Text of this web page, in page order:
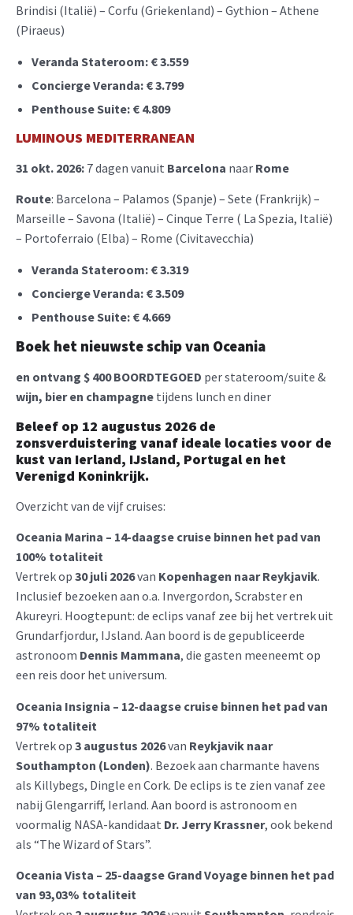
Brindisi (Italië) – Corfu (Griekenland) – Gythion – Athene
(Piraeus)
Veranda Stateroom: € 3.559
Concierge Veranda: € 3.799
Penthouse Suite: € 4.809
LUMINOUS MEDITERRANEAN
31 okt. 2026: 7 dagen vanuit Barcelona naar Rome
Route: Barcelona – Palamos (Spanje) – Sete (Frankrijk) –
Marseille – Savona (Italië) – Cinque Terre ( La Spezia, Italië)
– Portoferraio (Elba) – Rome (Civitavecchia)
Veranda Stateroom: € 3.319
Concierge Veranda: € 3.509
Penthouse Suite: € 4.669
Boek het nieuwste schip van Oceania
en ontvang $ 400 BOORDTEGOED per stateroom/suite &
wijn, bier en champagne tijdens lunch en diner
Beleef op 12 augustus 2026de
zonsverduistering vanaf ideale locaties voor de
kust van Ierland, IJsland, Portugal en het
Verenigd Koninkrijk.
Overzicht van de vijf cruises:
Oceania Marina – 14-daagse cruise binnen het pad van
100% totaliteit
Vertrek op 30 juli 2026van Kopenhagen naar Reykjavik.
Inclusief bezoeken aan o.a. Invergordon, Scrabster en
Akureyri. Hoogtepunt: de eclips vanaf zee bij het vertrek uit
Grundarfjordur, IJsland. Aan boord is de gepubliceerde
astronoom Dennis Mammana, die gasten meeneemt op
een reis door het universum.
Oceania Insignia – 12-daagse cruise binnen het pad van
97% totaliteit
Vertrek op 3 augustus 2026van Reykjavik naar
Southampton (Londen). Bezoek aan charmante havens
als Killybegs, Dingle en Cork. De eclips is te zien vanaf zee
nabij Glengarriff, Ierland. Aan boord is astronoom en
voormalig NASA-kandidaat Dr. Jerry Krassner, ook bekend
als “The Wizard of Stars”.
Oceania Vista – 25-daagse Grand Voyage binnen het pad
van 93,03% totaliteit